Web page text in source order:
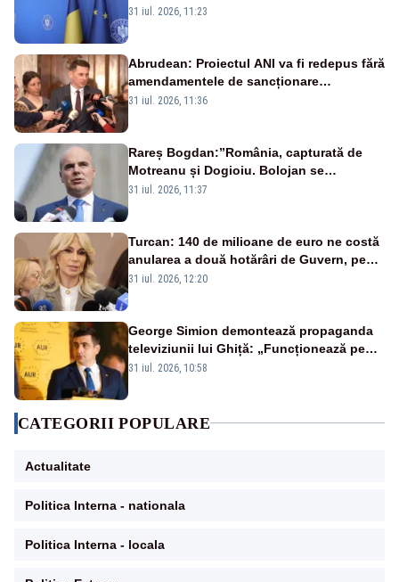
Cotroceni, așteptate după mijlocul lunii
31 iul. 2026, 11:23
Abrudean: Proiectul ANI va fi redepus fără
amendamentele de sancționare
retroactivă a faptelor de conflict de
31 iul. 2026, 11:36
Rareș Bogdan:”România, capturată de
Motreanu și Dogioiu. Bolojan se
sfătuiește cu ei”
31 iul. 2026, 11:37
Turcan: 140 de milioane de euro ne costă
anularea a două hotărâri de Guvern, pe
repede înainte, sfidând legea
31 iul. 2026, 12:20
George Simion demontează propaganda
televiziunii lui Ghiță: „Funcționează pe
miliarde luate de la români”
31 iul. 2026, 10:58
CATEGORII POPULARE
Actualitate
Politica Interna - nationala
Politica Interna - locala